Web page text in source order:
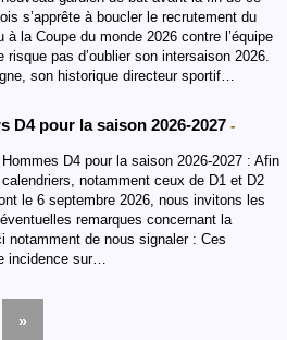
s’apprête à boucler le recrutement du
la Coupe du monde 2026 contre l’équipe
pas d’oublier son intersaison 2026.
son historique directeur sportif…
D4 pour la saison 2026-2027 -
D4 pour la saison 2026-2027 : Afin
notamment ceux de D1 et D2
le 6 septembre 2026, nous invitons les
remarques concernant la
notamment de nous signaler : Ces
incidence sur…
»